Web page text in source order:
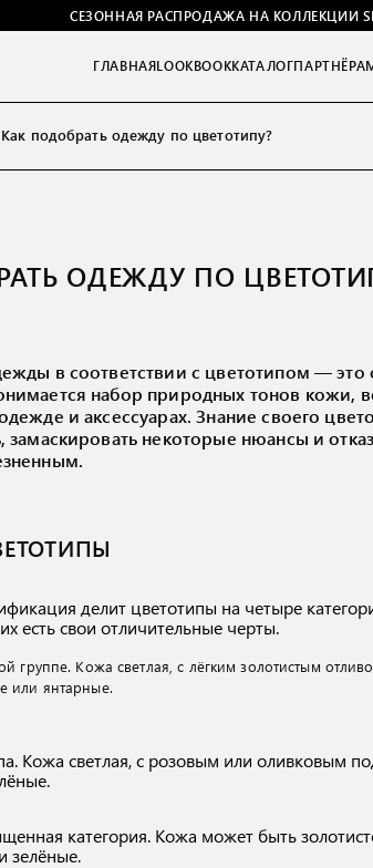
СЕЗОННАЯ РАСПРОДАЖА НА КОЛЛЕКЦИИ
ГЛАВНАЯLOOKBOOKКАТАЛОГ
Как подобрать одежду по цветотипу?
ОДЕЖДУ ПО
в соответствии с цветотипом — это
набор природных тонов кожи,
и аксессуарах. Знание своего
замаскировать некоторые нюансы и
делит цветотипы на четыре
есть свои отличительные черты.
группе. Кожа светлая, с лёгким золотистым
или янтарные.
Кожа светлая, с розовым или оливковым
категория. Кожа может быть
зелёные.